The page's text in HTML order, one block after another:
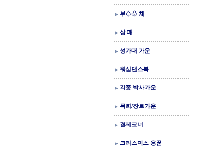
부♤♧ 채
상 패
성가대 가운
워십댄스복
각종 박사가운
목회/장로가운
결제코너
크리스마스 용품